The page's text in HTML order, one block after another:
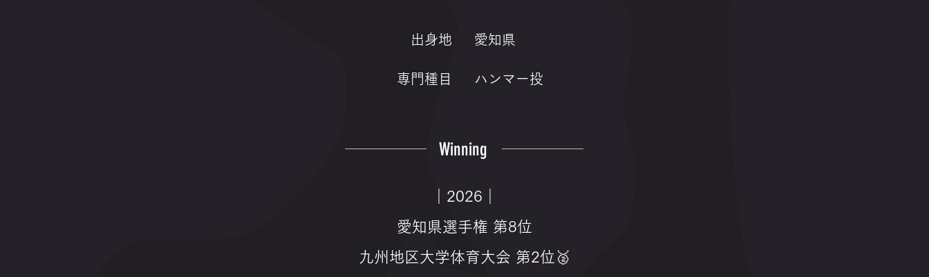
出身地
専門種目
愛知県
ハンマー投
Winning
｜2026｜
愛知県選手権 第8位
九州地区大学体育大会 第2位🥈